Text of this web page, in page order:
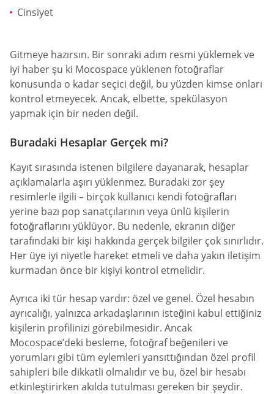
Cinsiyet
Gitmeye hazırsın. Bir sonraki adım resmi yüklemek ve
iyi haber şu ki Mocospace yüklenen fotoğraflar
konusunda o kadar seçici değil, bu yüzden kimse onları
kontrol etmeyecek. Ancak, elbette, spekülasyon
yapmak için bir neden değil.
Buradaki Hesaplar Gerçek mi?
Kayıt sırasında istenen bilgilere dayanarak, hesaplar
açıklamalarla aşırı yüklenmez. Buradaki zor şey
resimlerle ilgili – birçok kullanıcı kendi fotoğrafları
yerine bazı pop sanatçılarının veya ünlü kişilerin
fotoğraflarını yüklüyor. Bu nedenle, ekranın diğer
tarafındaki bir kişi hakkında gerçek bilgiler çok sınırlıdır.
Her üye iyi niyetle hareket etmeli ve daha yakın iletişim
kurmadan önce bir kişiyi kontrol etmelidir.
Ayrıca iki tür hesap vardır: özel ve genel. Özel hesabın
ayrıcalığı, yalnızca arkadaşlarının isteğini kabul ettiğiniz
kişilerin profilinizi görebilmesidir. Ancak
Mocospace’deki besleme, fotoğraf beğenileri ve
yorumları gibi tüm eylemleri yansıttığından özel profil
sahipleri bile dikkatli olmalıdır ve bu, özel bir hesabı
etkinleştirirken akılda tutulması gereken bir şeydir.